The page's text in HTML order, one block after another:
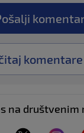
na društvenim